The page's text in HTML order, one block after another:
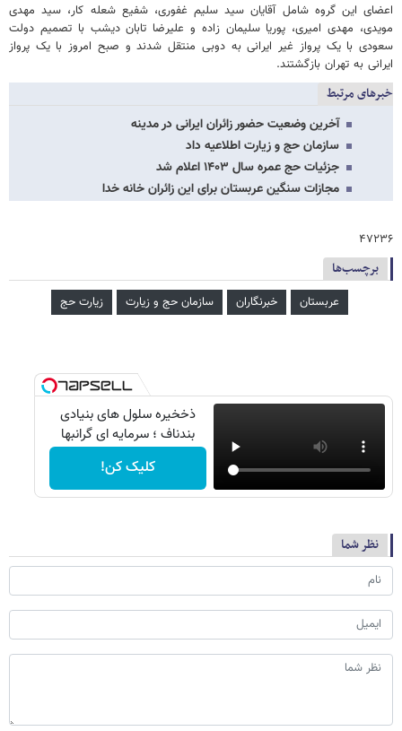
اعضای این گروه شامل آقایان سید سلیم غفوری، شفیع شعله کار، سید مهدی
مویدی، مهدی امیری، پوریا سلیمان زاده و علیرضا تابان دیشب با تصمیم دولت
سعودی با یک پرواز غیر ایرانی به دوبی منتقل شدند و صبح امروز با یک پرواز
ایرانی به تهران بازگشتند.
خبرهای مرتبط
آخرین وضعیت حضور زائران ایرانی در مدینه
سازمان حج و زیارت اطلاعیه داد
جزئیات حج عمره سال ۱۴۰۳ اعلام شد
مجازات سنگین عربستان برای این زائران خانه خدا
۴۷۲۳۶
برچسب‌ها
عربستان خبرنگاران سازمان حج و زیارت زیارت حج
ذخخیره سلول های بنیادی
بندناف ؛ سرمایه ای گرانبها
کلیک کن!
نظر شما